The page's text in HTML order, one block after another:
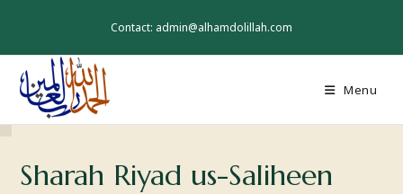
Contact: admin@alhamdolillah.com
Menu
Sharah Riyad us-Saliheen